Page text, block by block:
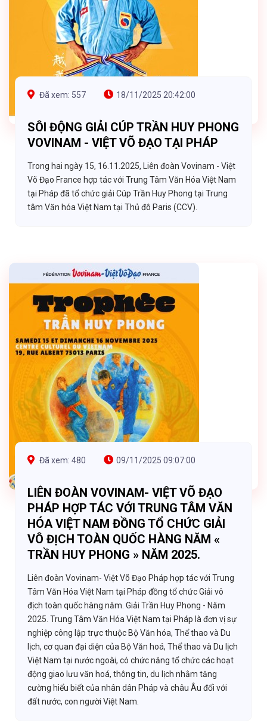
Đã xem: 557 18/11/2025 20:42:00
SÔI ĐỘNG GIẢI CÚP TRẦN HUY PHONG
VOVINAM - VIỆT VÕ ĐẠO TẠI PHÁP
Trong hai ngày 15, 16.11.2025, Liên đoàn Vovinam - Việt
Võ Đạo France hợp tác với Trung Tâm Văn Hóa Việt Nam
tại Pháp đã tổ chức giải Cúp Trần Huy Phong tại Trung
tâm Văn hóa Việt Nam tại Thủ đô Paris (CCV).
Đã xem: 480 09/11/2025 09:07:00
LIÊN ĐOÀN VOVINAM- VIỆT VÕ ĐẠO
PHÁP HỢP TÁC VỚI TRUNG TÂM VĂN
HÓA VIỆT NAM ĐỒNG TỔ CHỨC GIẢI
VÔ ĐỊCH TOÀN QUỐC HÀNG NĂM «
TRẦN HUY PHONG » NĂM 2025.
Liên đoàn Vovinam- Việt Võ Đạo Pháp hợp tác với Trung
Tâm Văn Hóa Việt Nam tại Pháp đồng tổ chức Giải vô
địch toàn quốc hàng năm. Giải Trần Huy Phong - Năm
2025. Trung Tâm Văn Hóa Việt Nam tại Pháp là đơn vị sự
nghiệp công lập trực thuộc Bộ Văn hóa, Thể thao và Du
lịch, cơ quan đại diện của Bộ Văn hoá, Thể thao và Du lịch
Việt Nam tại nước ngoài, có chức năng tổ chức các hoạt
động giao lưu văn hoá, thông tin, du lịch nhằm tăng
cường hiểu biết của nhân dân Pháp và châu Âu đối với
đất nước, con người Việt Nam.